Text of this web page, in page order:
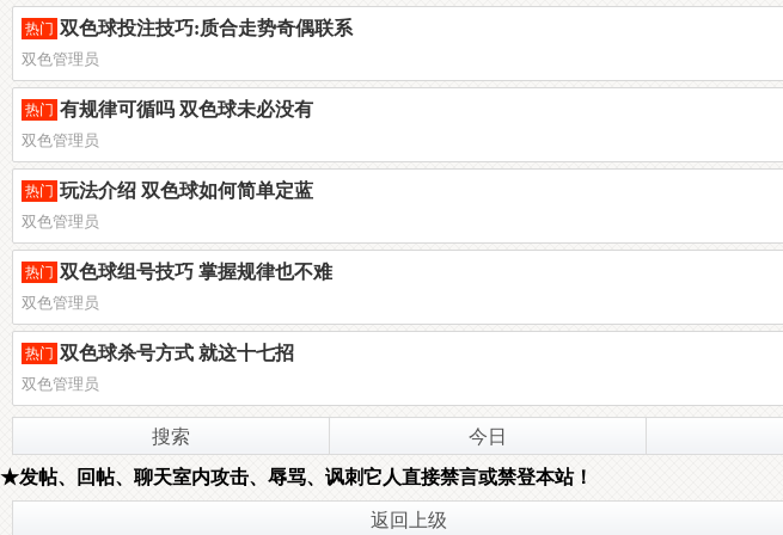
热门 双色球投注技巧:质合走势奇偶联系
双色管理员
热门 有规律可循吗 双色球未必没有
双色管理员
热门 玩法介绍 双色球如何简单定蓝
双色管理员
热门 双色球组号技巧 掌握规律也不难
双色管理员
热门 双色球杀号方式 就这十七招
双色管理员
搜索 今日
★发帖、回帖、聊天室内攻击、辱骂、讽刺它人直接禁言或禁登本站！
返回上级